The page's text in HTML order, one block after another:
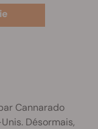
Cannarado
Désormais,